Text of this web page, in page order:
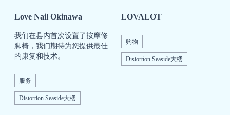
Love Nail Okinawa
我们在县内首次设置了按摩修
脚椅，我们期待为您提供最佳
的康复和技术。
服务
Distortion Seaside大楼
LOVALOT
购物
Distortion Seaside大楼